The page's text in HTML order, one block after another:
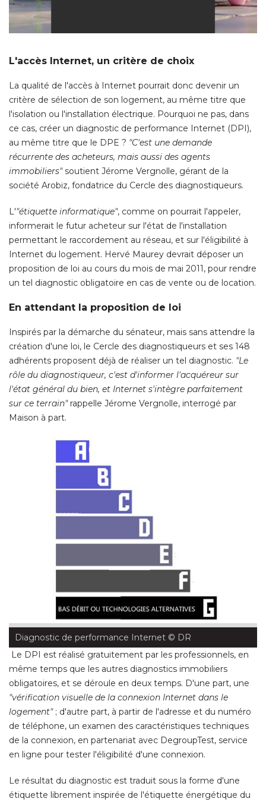
L'accès Internet, un critère de choix
La qualité de l'accès à Internet pourrait donc devenir un
critère de sélection de son logement, au même titre que
l'isolation ou l'installation électrique. Pourquoi ne pas, dans
ce cas, créer un diagnostic de performance Internet (DPI),
au même titre que le DPE ? "C'est une demande
récurrente des acheteurs, mais aussi des agents
immobiliers"soutient Jérome Vergnolle, gérant de la
société Arobiz, fondatrice du Cercle des diagnostiqueurs.
L'"étiquette informatique", comme on pourrait l'appeler,
informerait le futur acheteur sur l'état de l'installation
permettant le raccordement au réseau, et sur l'éligibilité à
Internet du logement. Hervé Maurey devrait déposer un
proposition de loi au cours du mois de mai 2011, pour rendre
un tel diagnostic obligatoire en cas de vente ou de location.
En attendant la proposition de loi
Inspirés par la démarche du sénateur, mais sans attendre la
création d'une loi, le Cercle des diagnostiqueurs et ses 148
adhérents proposent déjà de réaliser un tel diagnostic. "Le
rôle du diagnostiqueur, c'est d'informer l'acquéreur sur
l'état général du bien, et Internet s'intègre parfaitement
sur ce terrain"rappelle Jérome Vergnolle, interrogé par
Maison à part.
Diagnostic de performance Internet © DR
Le DPI est réalisé gratuitement par les professionnels, en
même temps que les autres diagnostics immobiliers
obligatoires, et se déroule en deux temps. D'une part, une
"vérification visuelle de la connexion Internet dans le
logement" ; d'autre part, à partir de l'adresse et du numéro
de téléphone, un examen des caractéristiques techniques
de la connexion, en partenariat avec DegroupTest, service
en ligne pour tester l'éligibilité d'une connexion.
Le résultat du diagnostic est traduit sous la forme d'une
étiquette librement inspirée de l'étiquette énergétique du